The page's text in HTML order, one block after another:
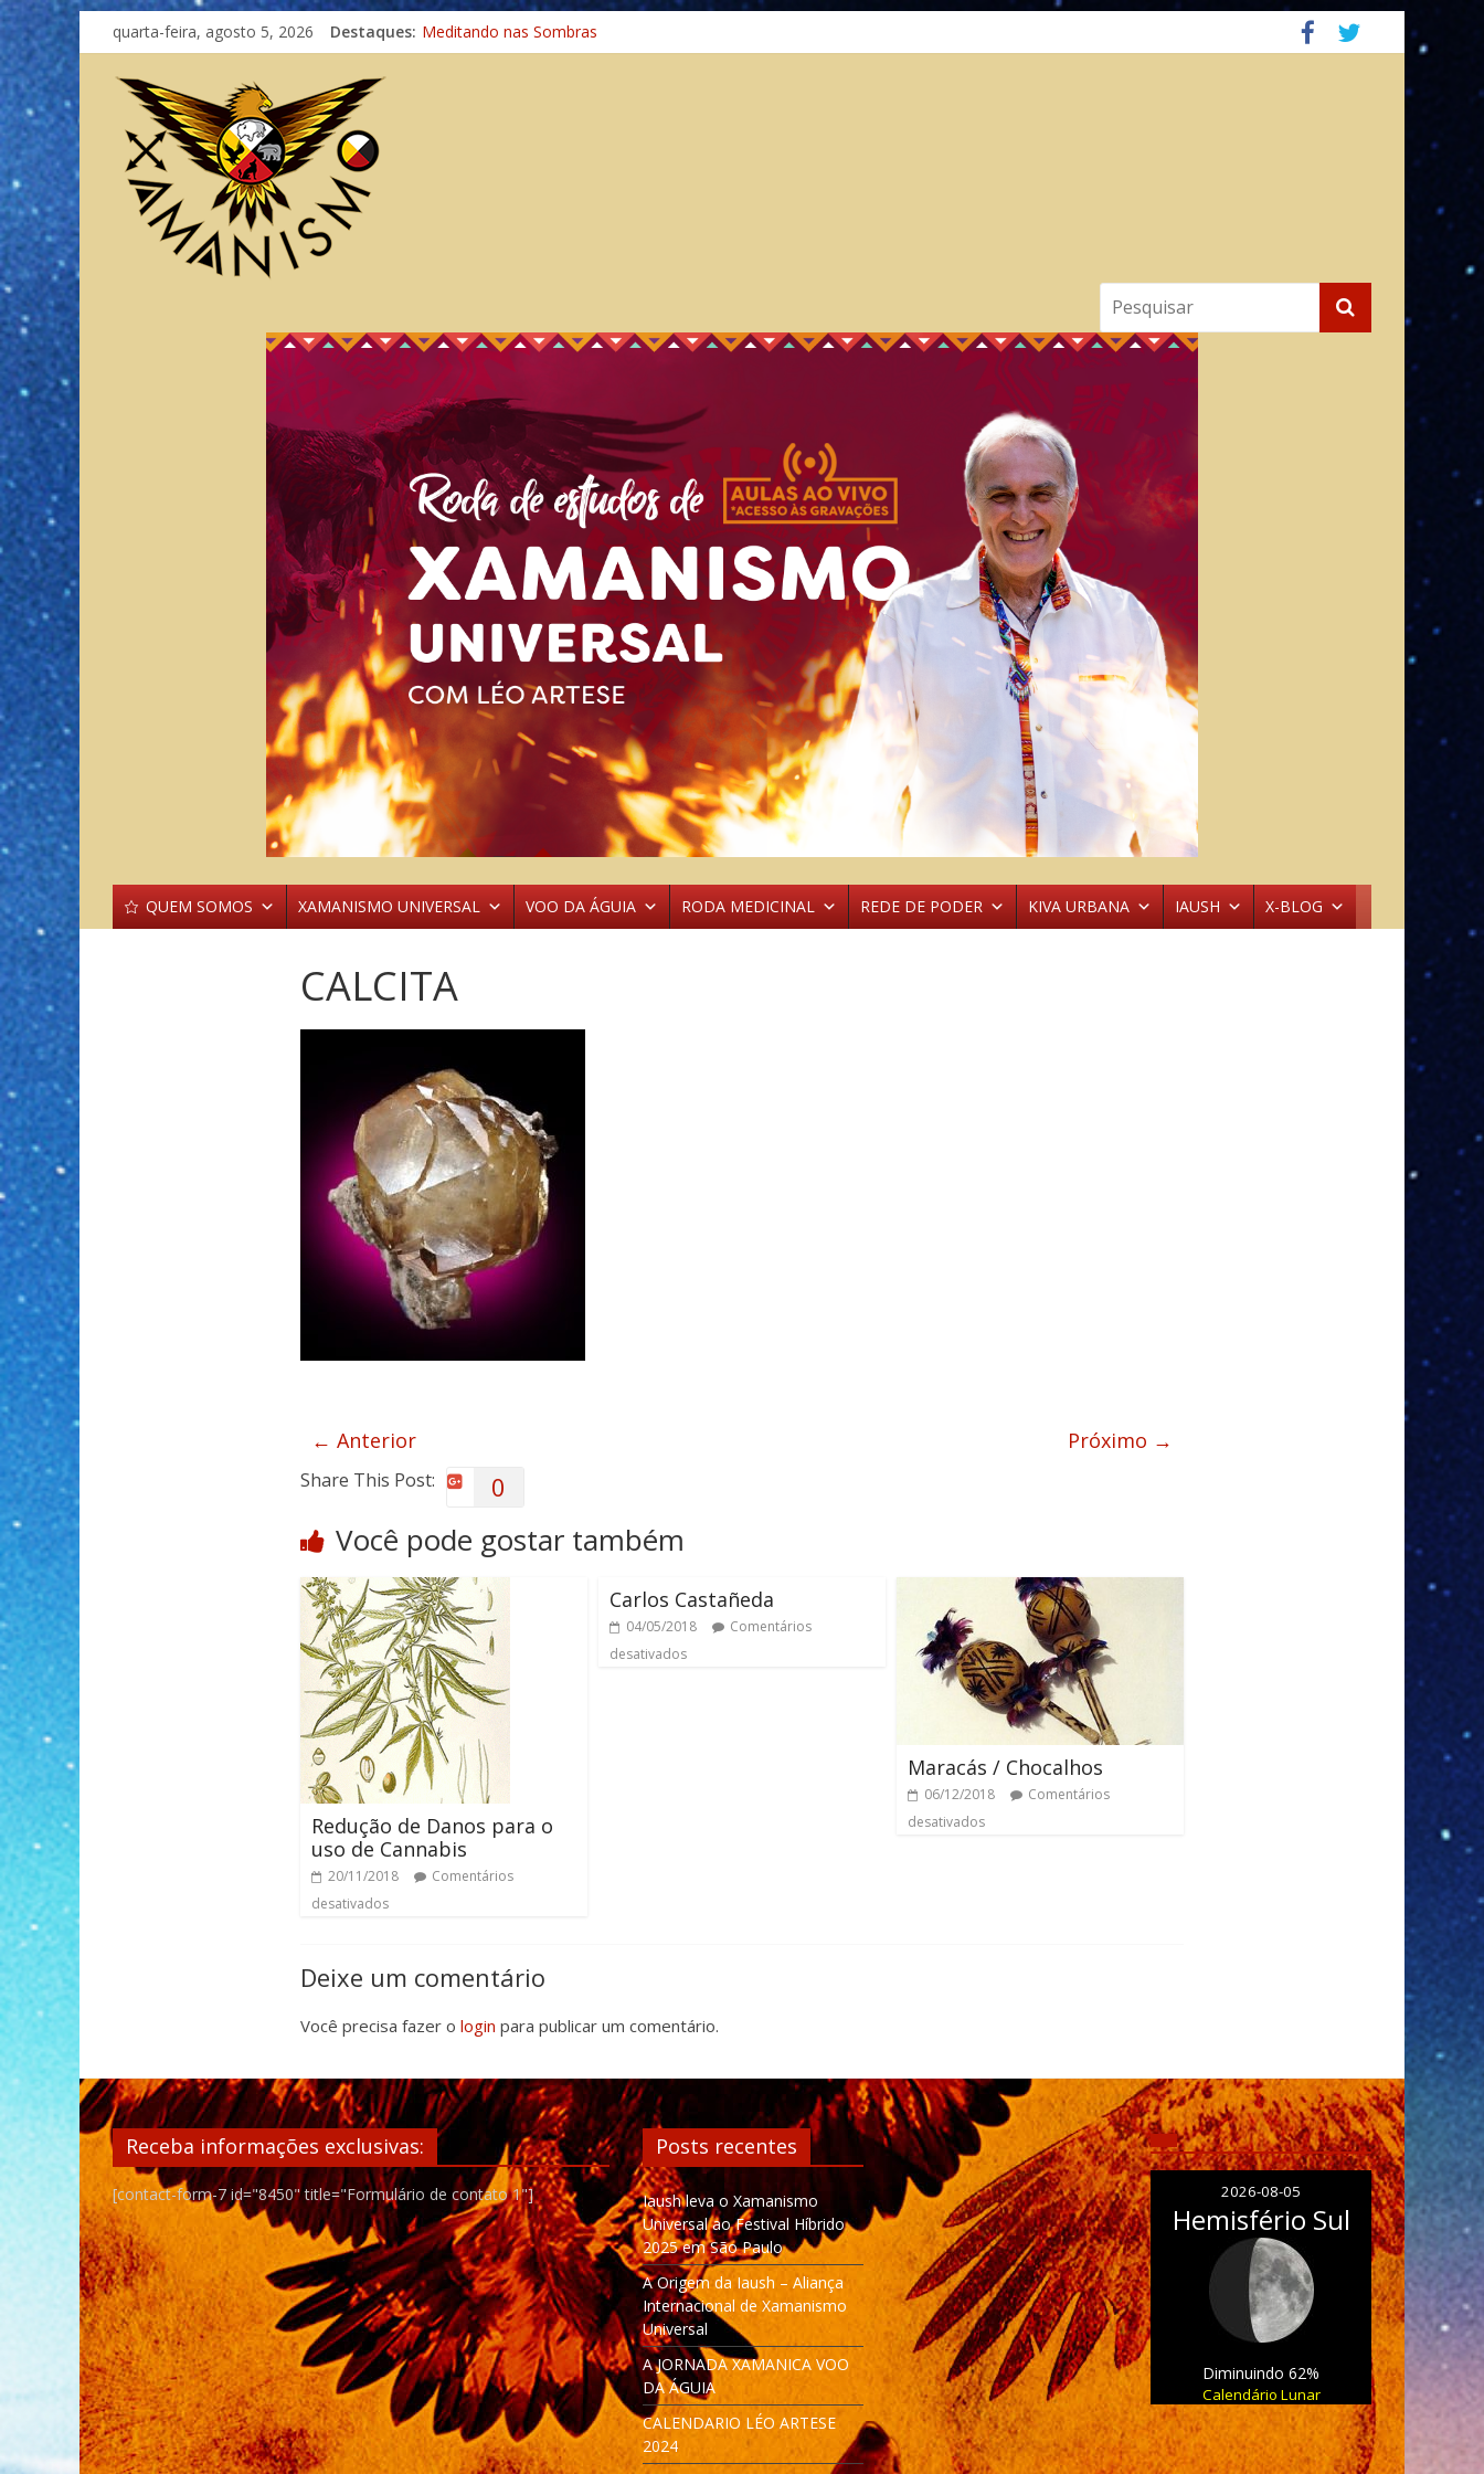
quarta-feira, agosto 5, 2026 Destaques: Meditando nas Sombras
Autosuficiência: A Jornada do Espírito Ancestral
QUEM SOMOS XAMANISMO UNIVERSAL VOO DA ÁGUIA RODA MEDICINAL REDE DE PODER KIVA URBANA IAUSH X-BLOG
CALCITA
← Anterior Próximo →
Share This Post: 0
Você pode gostar também
Redução de Danos para o
uso de Cannabis
20/11/2018
Comentários
desativados
Carlos Castañeda
04/05/2018
Comentários
desativados
Maracás / Chocalhos
06/12/2018
Comentários
desativados
Deixe um comentário
Você precisa fazer o login para publicar um comentário.
Receba informações exclusivas:
[contact-form-7 id="8450" title="Formulário de contato 1"]
Posts recentes
Iaush leva o Xamanismo
Universal ao Festival Híbrido
2025 em São Paulo
A Origem da Iaush – Aliança
Internacional de Xamanismo
Universal
A JORNADA XAMANICA VOO
DA ÁGUIA
CALENDARIO LÉO ARTESE
2024
2026-08-05
Hemisfério Sul
Diminuindo 62%
Calendário Lunar